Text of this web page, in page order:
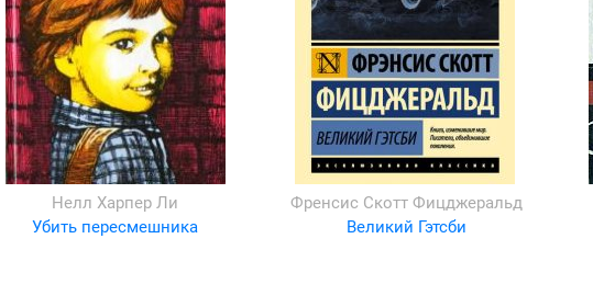
Нелл Харпер Ли
Убить пересмешника
Френсис Скотт Фицджеральд
Великий Гэтсби